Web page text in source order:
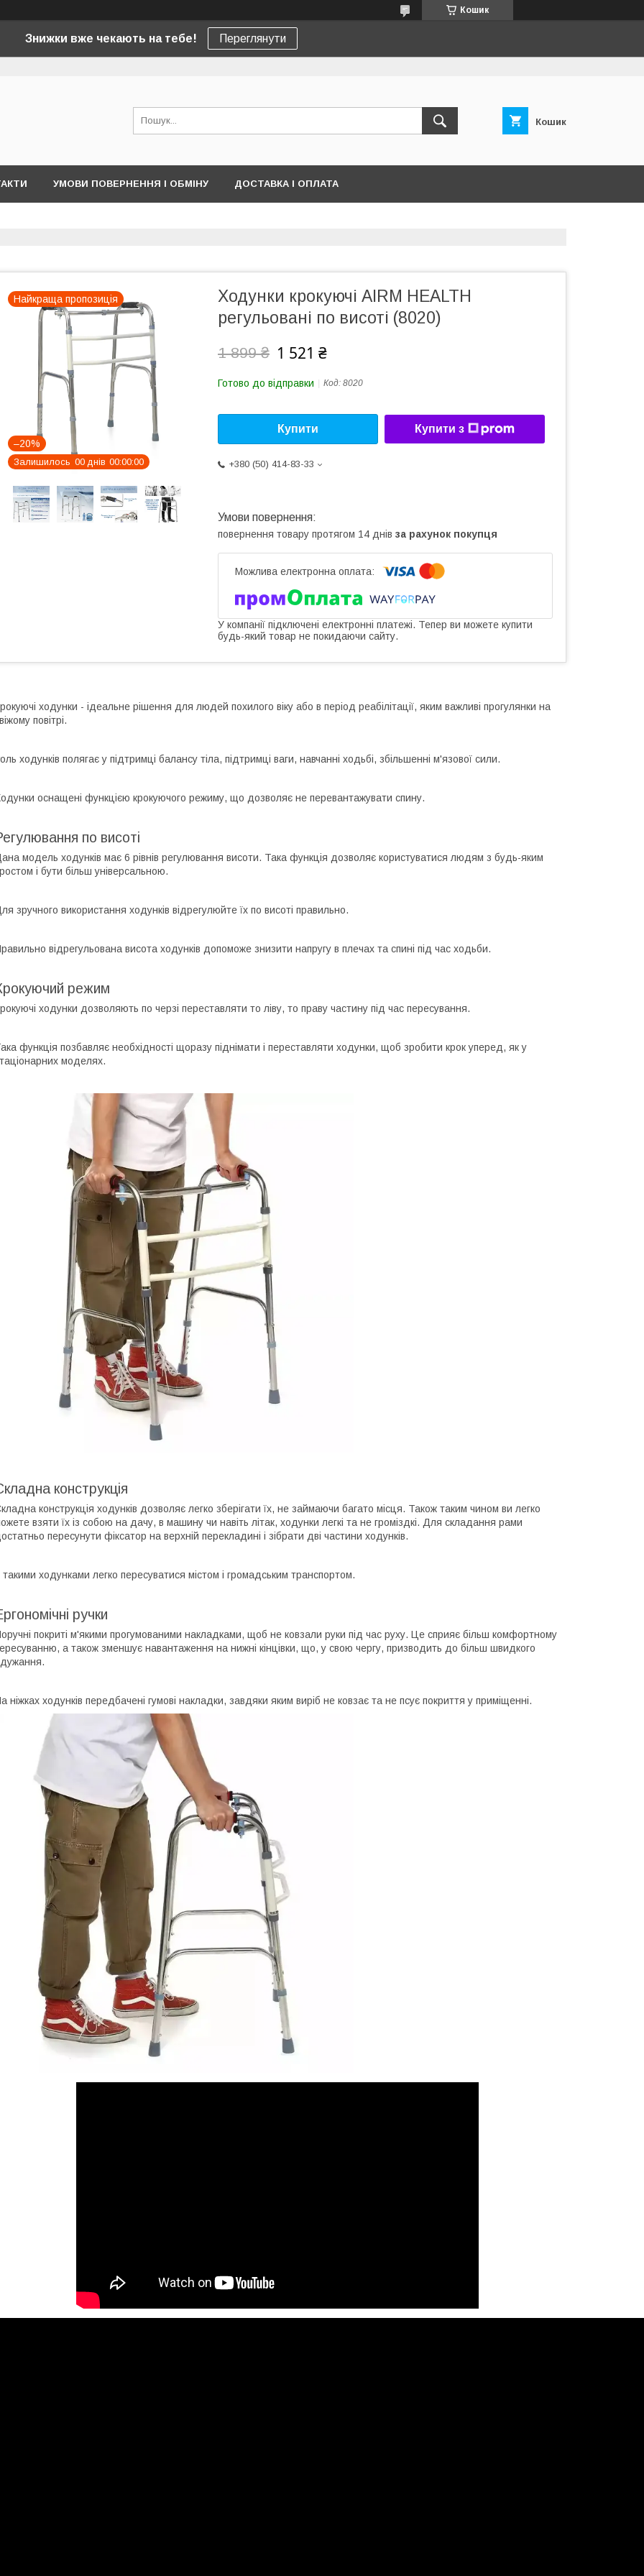
Кошик
Знижки вже чекають на тебе! Переглянути
Кошик
УМОВИ ПОВЕРНЕННЯ І ОБМІНУ ДОСТАВКА І ОПЛАТА
Найкраща пропозиція
–20%
Залишилось 00 днів 00 00 00
Ходунки крокуючі AIRM HEALTH
регульовані по висоті (8020)
1 899 ₴ 1 521 ₴
Готово до відправки Код: 8020
Купити Купити з
+380 (50) 414-83-33
повернення товару протягом 14 днів за рахунок покупця
У компанії підключені електронні платежі. Тепер ви можете купити
будь-який товар не покидаючи сайту.
ходунки - ідеальне рішення для людей похилого віку або в період реабілітації, яким важливі прогулянки на
повітрі.
ходунків полягає у підтримці балансу тіла, підтримці ваги, навчанні ходьбі, збільшенні м'язової сили.
оснащені функцією крокуючого режиму, що дозволяє не перевантажувати спину.
по висоті
модель ходунків має 6 рівнів регулювання висоти. Така функція дозволяє користуватися людям з будь-яким
і бути більш універсальною.
зручного використання ходунків відрегулюйте їх по висоті правильно.
відрегульована висота ходунків допоможе знизити напругу в плечах та спині під час ходьби.
режим
ходунки дозволяють по черзі переставляти то ліву, то праву частину під час пересування.
функція позбавляє необхідності щоразу піднімати і переставляти ходунки, щоб зробити крок уперед, як у
моделях.
конструкція
конструкція ходунків дозволяє легко зберігати їх, не займаючи багато місця. Також таким чином ви легко
взяти їх із собою на дачу, в машину чи навіть літак, ходунки легкі та не громіздкі. Для складання рами
пересунути фіксатор на верхній перекладині і зібрати дві частини ходунків.
такими ходунками легко пересуватися містом і громадським транспортом.
ручки
покриті м'якими прогумованими накладками, щоб не ковзали руки під час руху. Це сприяє більш комфортному
а також зменшує навантаження на нижні кінцівки, що, у свою чергу, призводить до більш швидкого
ніжках ходунків передбачені гумові накладки, завдяки яким виріб не ковзає та не псує покриття у приміщенні.